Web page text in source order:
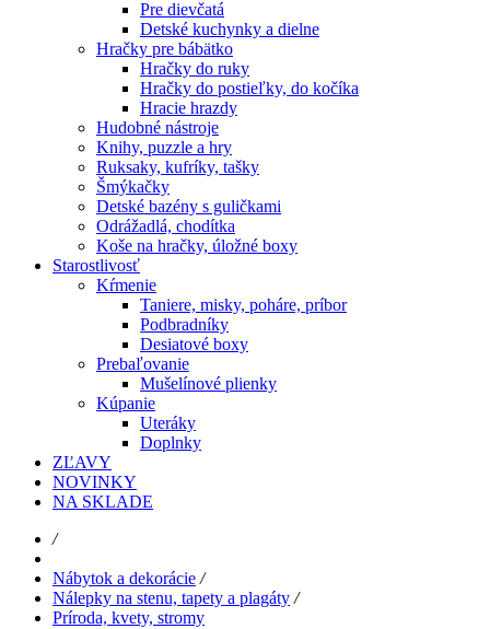
Pre dievčatá
Detské kuchynky a dielne
Hračky pre bábätko
Hračky do ruky
Hračky do postieľky, do kočíka
Hracie hrazdy
Hudobné nástroje
Knihy, puzzle a hry
Ruksaky, kufríky, tašky
Šmýkačky
Detské bazény s guličkami
Odrážadlá, chodítka
Koše na hračky, úložné boxy
Starostlivosť
Kŕmenie
Taniere, misky, poháre, príbor
Podbradníky
Desiatové boxy
Prebaľovanie
Mušelínové plienky
Kúpanie
Uteráky
Doplnky
ZĽAVY
NOVINKY
NA SKLADE
/
Nábytok a dekorácie /
Nálepky na stenu, tapety a plagáty /
Príroda, kvety, stromy